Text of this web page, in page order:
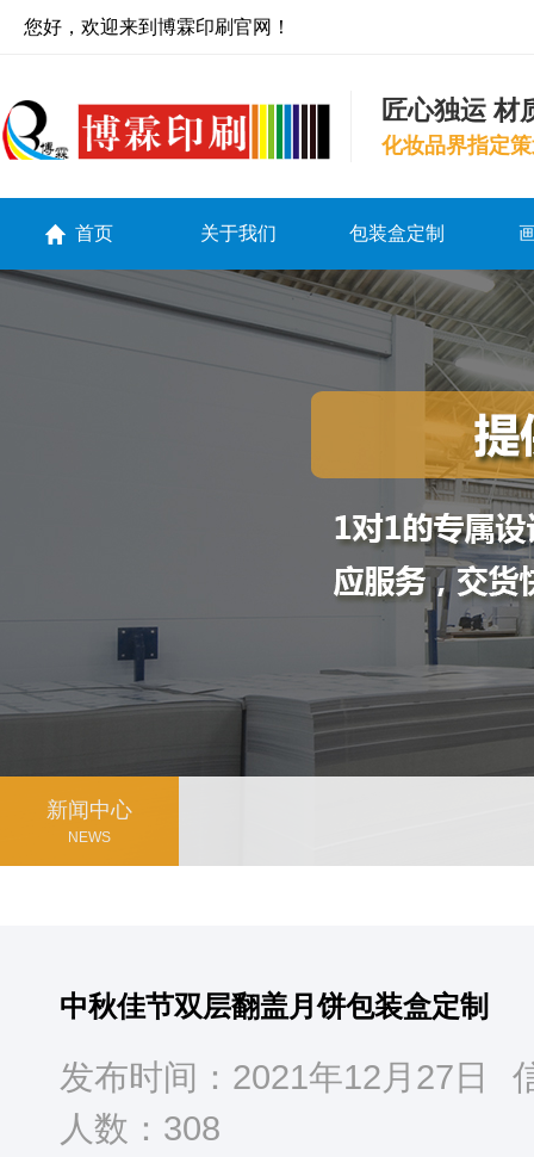
您好，欢迎来到博霖印刷官网！
匠心独运 材
化妆品界指定
首页 关于我们 包装盒定制
新闻中心
NEWS
中秋佳节双层翻盖月饼包装盒定制
发布时间：2021年12月27日
人数： 308